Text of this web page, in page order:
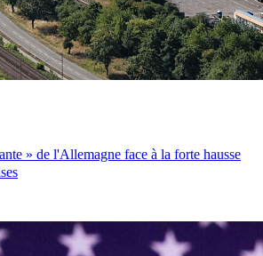
» de l'Allemagne face à la forte hausse